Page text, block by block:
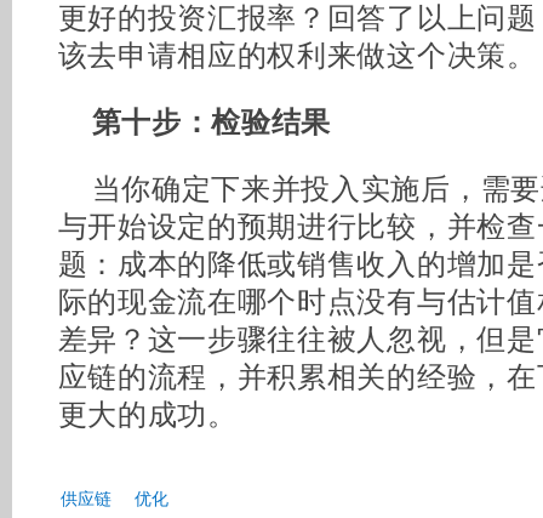
更好的投资汇报率？回答了以上问
该去申请相应的权利来做这个决策。
第十步：检验结果
当你确定下来并投入实施后，需
与开始设定的预期进行比较，并检
题：成本的降低或销售收入的增加
际的现金流在哪个时点没有与估计
差异？这一步骤往往被人忽视，但
应链的流程，并积累相关的经验，
更大的成功。
供应链 优化